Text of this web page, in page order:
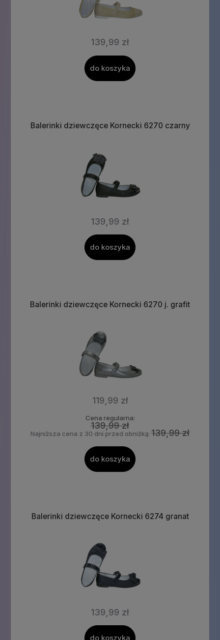
139,99 zł
do koszyka
Balerinki dziewczęce Kornecki 6270 czarny
139,99 zł
do koszyka
Balerinki dziewczęce Kornecki 6270 j. grafit
119,99 zł
Cena regularna:
139,99 zł
Najniższa cena z 30 dni przed obniżką: 139,99 zł
do koszyka
Balerinki dziewczęce Kornecki 6274 granat
139,99 zł
do koszyka